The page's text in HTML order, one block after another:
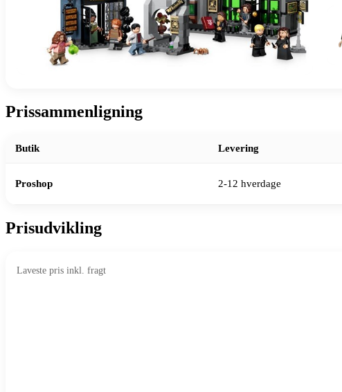
Prissammenligning
Butik Levering
Proshop 2-12 hverdage
Prisudvikling
Laveste pris inkl. fragt